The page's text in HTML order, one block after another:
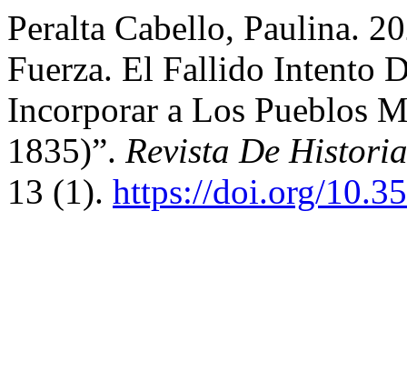
Peralta Cabello, Paulina.
Fuerza. El Fallido Intento
Incorporar a Los Pueblos
1835)”. Revista De
13 (1). https://doi.org/